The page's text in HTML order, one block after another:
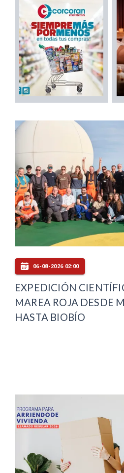
06-08-2026 02:00
EXPEDICIÓN
MAREA ROJA DESDE
HASTA BIOBÍO